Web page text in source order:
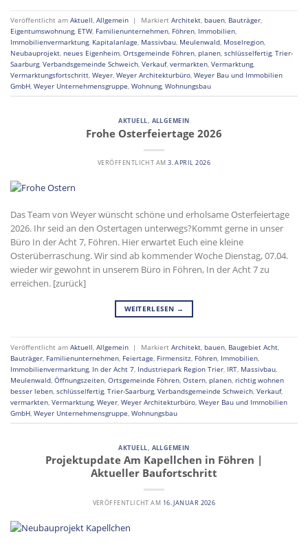
Veröffentlicht am Aktuell, Allgemein | Markiert Architekt, bauen, Bauträger,
Eigentumswohnung, ETW, Familienunternehmen, Föhren, Immobilien,
Immobilienvermarktung, Kapitalanlage, Massivbau, Meulenwald, Moselregion,
Neubauprojekt, neues Eigenheim, Ortsgemeinde Föhren, planen, schlüsselfertig, Trier-
Saarburg, Verbandsgemeinde Schweich, Verkauf, vermarkten, Vermarktung,
Vermarktungsfortschritt, Weyer, Weyer Architekturbüro, Weyer Bau und Immobilien
GmbH, Weyer Unternehmensgruppe, Wohnung, Wohnungsbau
AKTUELL, ALLGEMEIN
Frohe Osterfeiertage 2026
VERÖFFENTLICHT AM3. APRIL 2026
Das Team von Weyer wünscht schöne und erholsame Osterfeiertage
2026. Ihr seid an den Ostertagen unterwegs?Kommt gerne in unser
Büro In der Acht 7, Föhren. Hier erwartet Euch eine kleine
Osterüberraschung. Wir sind ab kommender Woche Dienstag, 07.04.
wieder wir gewohnt in unserem Büro in Föhren, In der Acht 7 zu
erreichen. [zurück]
WEITERLESEN →
Veröffentlicht am Aktuell Allgemein | Markiert Architekt bauen Baugebiet Acht
Bauträger Familienunternehmen Feiertage Firmensitz Föhren Immobilien
Immobilienvermarktung, In der Acht 7 Industriepark Region Trier IRT Massivbau
Meulenwald Öffnungszeiten Ortsgemeinde Föhren Ostern planen richtig wohnen
besser leben schlüsselfertig, Trier-Saarburg, Verbandsgemeinde Schweich Verkauf,
vermarkten Vermarktung, Weyer Weyer Architekturbüro Weyer Bau und Immobilien
GmbH Weyer Unternehmensgruppe Wohnungsbau
AKTUELL, ALLGEMEIN
Projektupdate Am Kapellchen in Föhren |
Aktueller Baufortschritt
VERÖFFENTLICHT AM 16. JANUAR 2026